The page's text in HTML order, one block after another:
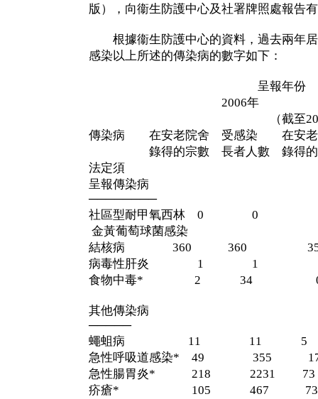
版），向衞生防護中心及社署牌照處報告
根據衞生防護中心的資料，過去兩年居
感染以上所述的傳染病的數字如下：
呈報年份
2006年
（截至2007年11
傳染病 在安老院舍 受感染 在安老
錄得的宗數 長者人數 錄得的
法定須
呈報傳染病
────────
社區型耐甲氧西林
金黃葡萄球菌感染
結核病 360 360
病毒性肝炎 1
食物中毒* 2
其他傳染病
─────
蠅蛆病 11 11
急性呼吸道感染* 49 355
急性腸胃炎* 218 2231
疥瘡* 105 467